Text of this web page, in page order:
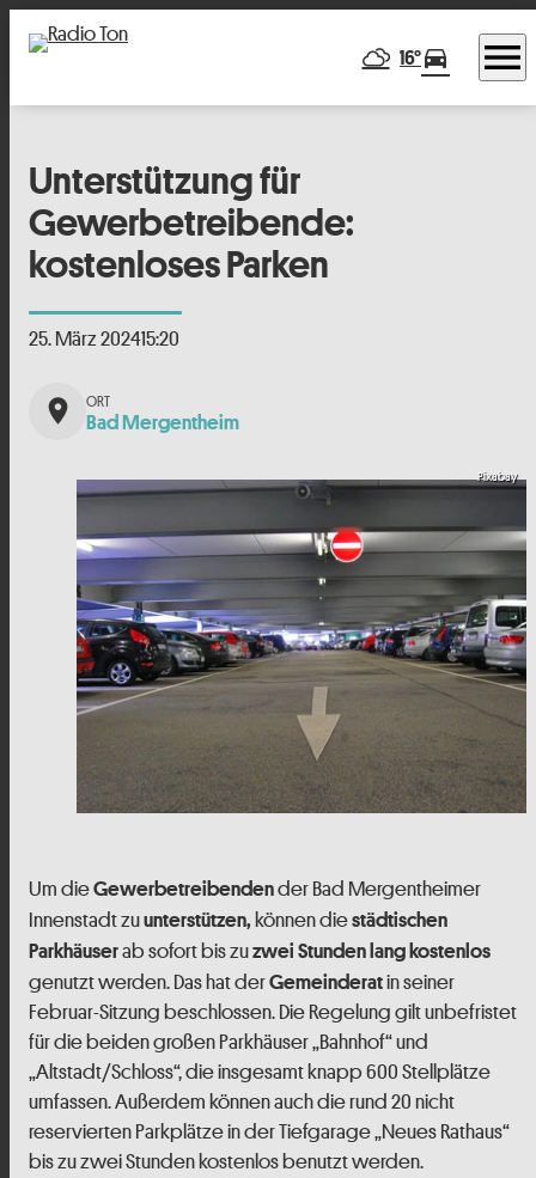
16°directions_car menu
Unterstützung für
Gewerbetreibende:
kostenloses Parken
25. März 202415:20
place Bad Mergentheim
Pixabay
Um dieGewerbetreibendender Bad Mergentheimer
Innenstadt zuunterstützen, können diestädtischen
Parkhäuserab sofort bis zuzwei Stunden lang kostenlos
genutzt werden. Das hat derGemeinderatin seiner
Februar-Sitzung beschlossen. Die Regelung gilt unbefristet
für die beiden großen Parkhäuser „Bahnhof“ und
„Altstadt/Schloss“, die insgesamt knapp 600 Stellplätze
umfassen. Außerdem können auch die rund 20 nicht
reservierten Parkplätze in der Tiefgarage „Neues Rathaus“
bis zu zwei Stunden kostenlos benutzt werden.